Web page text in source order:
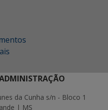
da Cunha s/n - Bloco 1
| MS